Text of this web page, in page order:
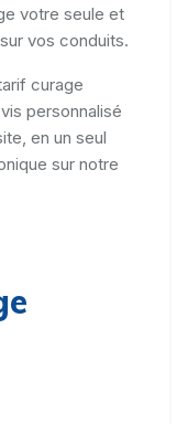
votre seule et
vos conduits.
curage
personnalisé
en un seul
sur notre